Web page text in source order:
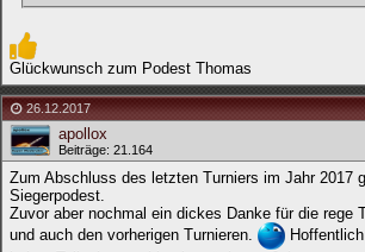
Glückwunsch zum Podest Thomas
26.12.2017
apollox
Beiträge: 21.164
Zum Abschluss des letzten Turniers im Jahr 2017
Siegerpodest.
Zuvor aber nochmal ein dickes Danke für die rege
und auch den vorherigen Turnieren.